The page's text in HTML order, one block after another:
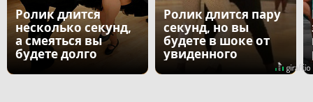
Ролик длится
несколько секунд,
а смеяться вы
будете долго
Ролик длится пару
секунд, но вы
будете в шоке от
увиденного